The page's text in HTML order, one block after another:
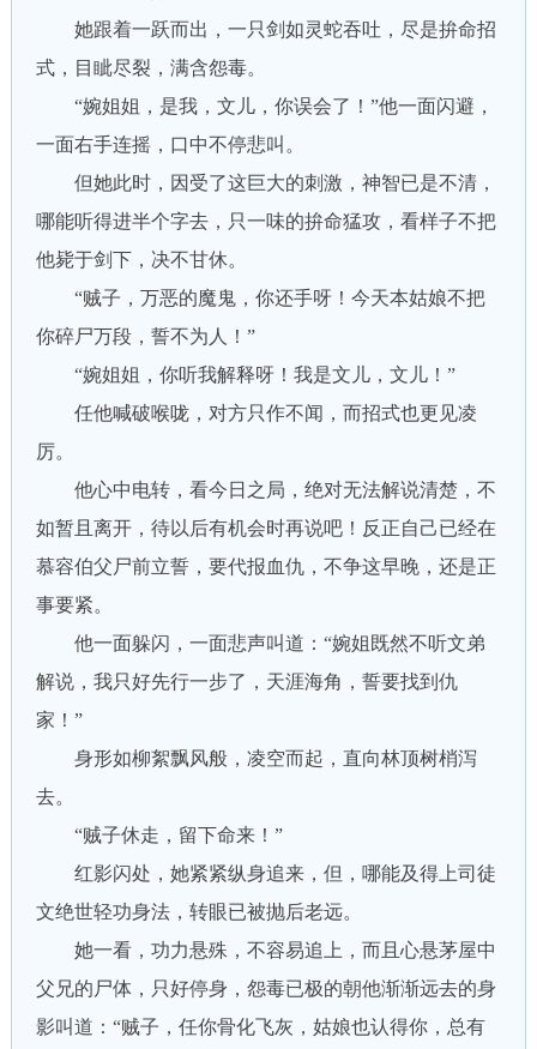
她跟着一跃而出，一只剑如灵蛇吞吐，尽是拚命招
式，目眦尽裂，满含怨毒。
“婉姐姐，是我，文儿，你误会了！”他一面闪避，
一面右手连摇，口中不停悲叫。
但她此时，因受了这巨大的刺激，神智已是不清，
哪能听得进半个字去，只一味的拚命猛攻，看样子不把
他毙于剑下，决不甘休。
“贼子，万恶的魔鬼，你还手呀！今天本姑娘不把
你碎尸万段，誓不为人！”
“婉姐姐，你听我解释呀！我是文儿，文儿！”
任他喊破喉咙，对方只作不闻，而招式也更见凌
厉。
他心中电转，看今日之局，绝对无法解说清楚，不
如暂且离开，待以后有机会时再说吧！反正自己已经在
慕容伯父尸前立誓，要代报血仇，不争这早晚，还是正
事要紧。
他一面躲闪，一面悲声叫道：“婉姐既然不听文弟
解说，我只好先行一步了，天涯海角，誓要找到仇
家！”
身形如柳絮飘风般，凌空而起，直向林顶树梢泻
去。
“贼子休走，留下命来！”
红影闪处，她紧紧纵身追来，但，哪能及得上司徒
文绝世轻功身法，转眼已被抛后老远。
她一看，功力悬殊，不容易追上，而且心悬茅屋中
父兄的尸体，只好停身，怨毒已极的朝他渐渐远去的身
影叫道：“贼子，任你骨化飞灰，姑娘也认得你，总有